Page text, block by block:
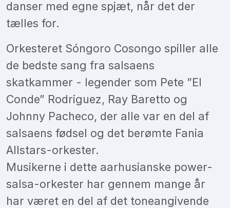
danser med egne spjæt, når det der
tælles for.
Orkesteret Sóngoro Cosongo spiller alle
de bedste sang fra salsaens
skatkammer - legender som Pete ”El
Conde” Rodriguez, Ray Baretto og
Johnny Pacheco, der alle var en del af
salsaens fødsel og det berømte Fania
Allstars-orkester.
Musikerne i dette aarhusianske power-
salsa-orkester har gennem mange år
har været en del af det toneangivende